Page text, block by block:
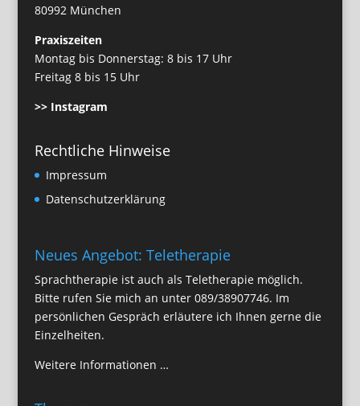
80992 München
Praxiszeiten
Montag bis Donnerstag: 8 bis 17 Uhr
Freitag 8 bis 15 Uhr
>> Instagram
Rechtliche Hinweise
Impressum
Datenschutzerklärung
Neues Angebot: Teletherapie
Sprachtherapie ist auch als Teletherapie möglich.
Bitte rufen Sie mich an unter 089/38907746. Im
persönlichen Gespräch erläutere ich Ihnen gerne die
Einzelheiten.
Weitere Informationen …